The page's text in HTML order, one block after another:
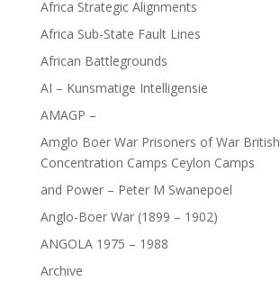
Africa Strategic Alignments
Africa Sub-State Fault Lines
African Battlegrounds
AI – Kunsmatige Intelligensie
AMAGP –
Amglo Boer War Prisoners of War British
Concentration Camps Ceylon Camps
and Power – Peter M Swanepoel
Anglo-Boer War (1899 – 1902)
ANGOLA 1975 – 1988
Archive